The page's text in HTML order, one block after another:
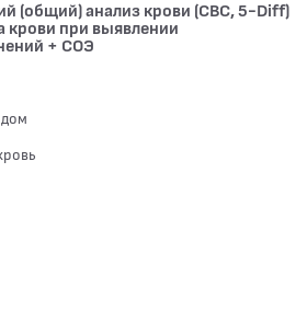
(общий) анализ крови (CBC, 5-Diff)
крови при выявлении
+ СОЭ